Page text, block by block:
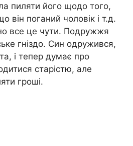
пиляти його щодо того,
поганий чоловік і т.д.
все це чути. Подружжя
гніздо. Син одружився,
і тепер думає про
старістю, але
гроші.